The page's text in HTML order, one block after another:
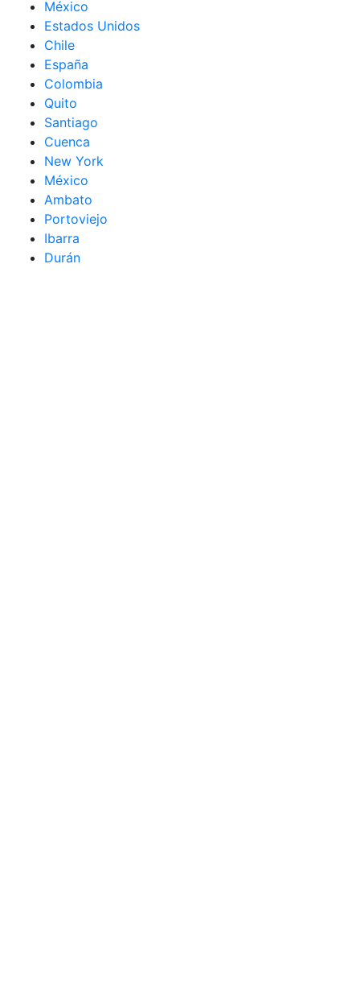
México
Estados Unidos
Chile
España
Colombia
Quito
Santiago
Cuenca
New York
México
Ambato
Portoviejo
Ibarra
Durán